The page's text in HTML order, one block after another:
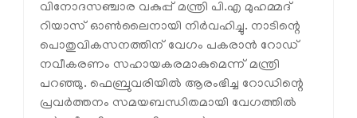
വിനോദസഞ്ചാര വകുപ്പ് മന്ത്രി പി.എ മുഹമ്മദ്
റിയാസ് ഓണ്‍ലൈനായി നിർവഹിച്ചു. നാടിന്റെ
പൊതുവികസനത്തിന് വേഗം പകരാന്‍ റോഡ്
നവീകരണം സഹായകരമാകുമെന്ന് മന്ത്രി
പറഞ്ഞു. ഫെബ്രുവരിയില്‍ ആരംഭിച്ച റോഡിന്റെ
പ്രവര്‍ത്തനം സമയബന്ധിതമായി വേഗത്തില്‍